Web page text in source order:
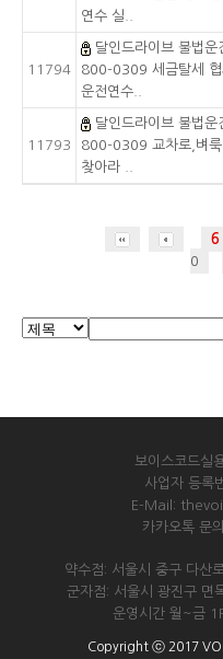
연수 실..
11794
달인드라이브 불법운
800-0309 세금탈세 협
운전연수..
11793
달인드라이브 불법운
800-0309 교차로,벼룩
찾아라 ..
6
0
보이스코드실
사업자 등
E-Mail:
카카오톡 문
약수점: 서울시 중구 다
군자점: 서울시 광진구
운영시간 월~금
Copyright ⓒ 2017